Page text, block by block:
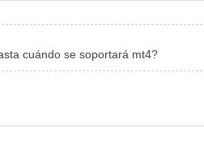
cuándo se soportará mt4?